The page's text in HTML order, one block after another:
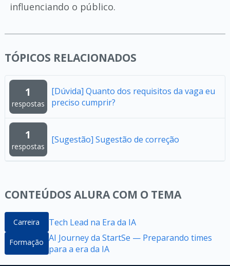
influenciando o público.
TÓPICOS RELACIONADOS
1
respostas
[Dúvida] Quanto dos requisitos da vaga eu
preciso cumprir?
1
respostas
[Sugestão] Sugestão de correção
CONTEÚDOS ALURA COM O TEMA
Carreira Tech Lead na Era da IA
Formação AI Journey da StartSe — Preparando times
para a era da IA